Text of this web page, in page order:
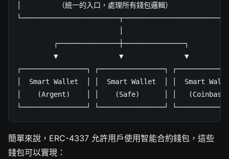
│         （統一的入口，處理所有錢包邏輯）
         ┌───────────────┼───────────────┐
         ▼               ▼               ▼
┌────────────────┐ ┌────────────────┐
│  Smart Wallet  │ │  Smart Wallet  │ │  Smart
│    (Argent)    │ │    (Safe)      │ │
└────────────────┘ └────────────────┘
簡單來說，ERC-4337 允許用戶使用智能合約錢包，這些
錢包可以實現：